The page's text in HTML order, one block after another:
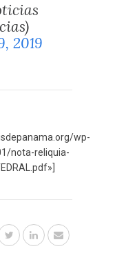
2019
wp-
nota-reliquia-